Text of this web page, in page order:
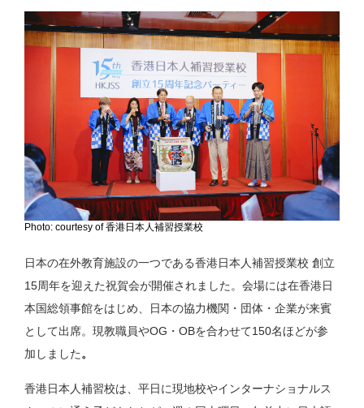
Photo: courtesy of 香港日本人補習授業校
日本の在外教育施設の一つである香港日本人補習授業校 創立
15周年を迎えた祝賀会が開催されました。会場には在香港日
本国総領事館をはじめ、日本の協力機関・団体・企業が来賓
として出席。現教職員やOG・OBを合わせて150名ほどが参
加しました。
香港日本人補習校は、平日に現地校やインターナショナルス